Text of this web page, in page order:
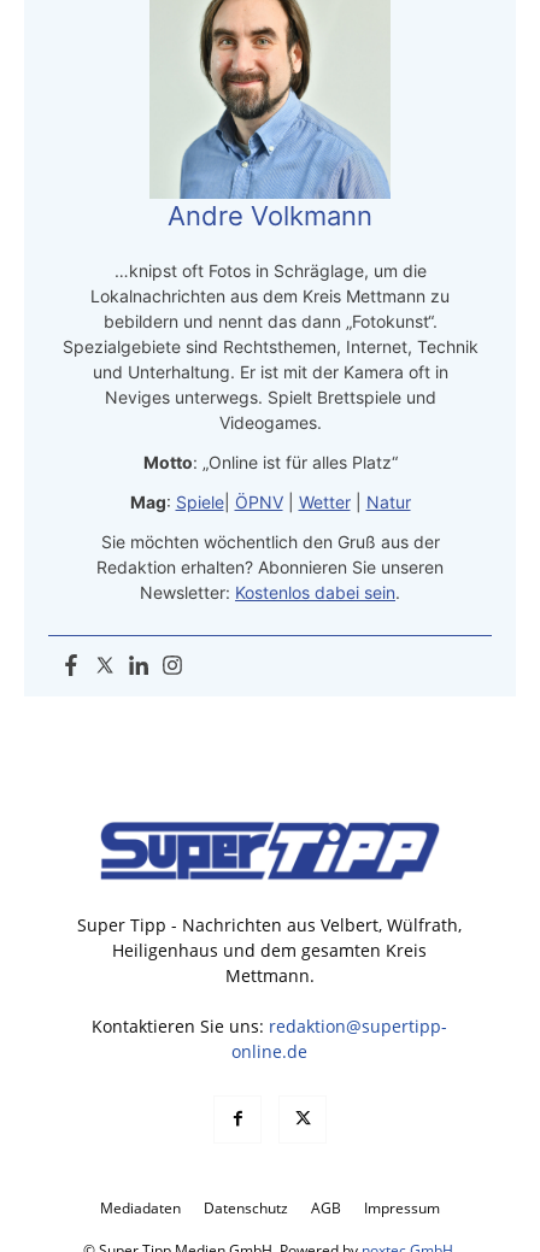
Andre Volkmann
…knipst oft Fotos in Schräglage, um die
Lokalnachrichten aus dem Kreis Mettmann zu
bebildern und nennt das dann „Fotokunst“.
Spezialgebiete sind Rechtsthemen, Internet, Technik
und Unterhaltung. Er ist mit der Kamera oft in
Neviges unterwegs. Spielt Brettspiele und
Videogames.
Motto: „Online ist für alles Platz“
Mag: Spiele| ÖPNV| Wetter| Natur
Sie möchten wöchentlich den Gruß aus der
Redaktion erhalten? Abonnieren Sie unseren
Newsletter: Kostenlos dabei sein.
Super Tipp - Nachrichten aus Velbert, Wülfrath,
Heiligenhaus und dem gesamten Kreis
Mettmann.
Kontaktieren Sie uns: redaktion@supertipp-
online.de
Mediadaten Datenschutz AGB Impressum